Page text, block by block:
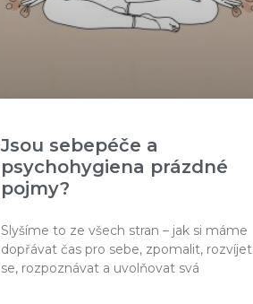
Jsou sebepéče a
psychohygiena prázdné
pojmy?
Slyšíme to ze všech stran – jak si máme
dopřávat čas pro sebe, zpomalit, rozvíjet
se, rozpoznávat a uvolňovat svá